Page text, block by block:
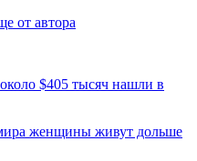
от автора
$405 тысяч нашли в
женщины живут дольше